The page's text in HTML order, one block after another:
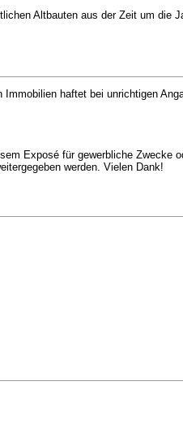
Altbauten aus der Zeit um die
haftet bei unrichtigen
Exposé für gewerbliche Zwecke
werden. Vielen Dank!